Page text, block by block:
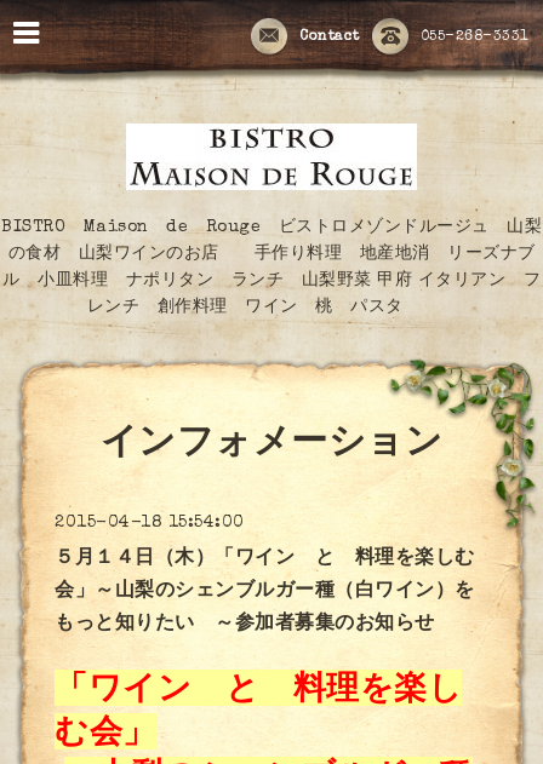
055-268-3331
Contact
BISTRO Maison de Rouge ビストロメゾンドルージュ 山梨
の食材 山梨ワインのお店 手作り料理 地産地消 リーズナブ
ル 小皿料理 ナポリタン ランチ 山梨野菜 甲府 イタリアン フ
レンチ 創作料理 ワイン 桃 パスタ
インフォメーション
2015-04-18 15:54:00
５月１４日（木）「ワイン と 料理を楽しむ
会」～山梨のシェンブルガー種（白ワイン）を
もっと知りたい ～参加者募集のお知らせ
「ワイン と 料理を楽し
む会」